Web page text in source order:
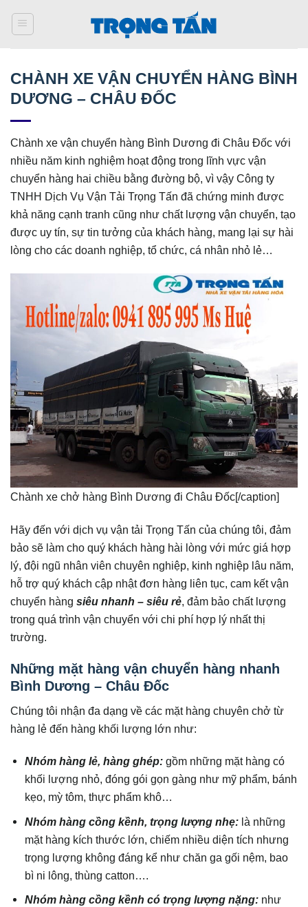
qua
CHÀNH XE VẬN CHUYỂN HÀNG BÌNH
DƯƠNG – CHÂU ĐỐC
Chành xe vận chuyển hàng Bình Dương đi Châu Đốc với
nhiều năm kinh nghiệm hoạt động trong lĩnh vực vận
chuyển hàng hai chiều bằng đường bộ, vì vậy Công ty
TNHH Dịch Vụ Vận Tải Trọng Tấn đã chứng minh được
khả năng cạnh tranh cũng như chất lượng vận chuyển, tạo
được uy tín, sự tin tưởng của khách hàng, mang lại sự hài
lòng cho các doanh nghiệp, tổ chức, cá nhân nhỏ lẻ…
Chành xe chở hàng Bình Dương đi Châu Đốc[/caption]
Hãy đến với dịch vụ vận tải Trọng Tấn của chúng tôi, đảm
bảo sẽ làm cho quý khách hàng hài lòng với mức giá hợp
lý, đội ngũ nhân viên chuyên nghiệp, kinh nghiệp lâu năm,
hỗ trợ quý khách cập nhật đơn hàng liên tục, cam kết vận
chuyển hàng siêu nhanh – siêu rẻ , đảm bảo chất lượng
trong quá trình vận chuyển với chi phí hợp lý nhất thị
trường.
Những mặt hàng vận chuyển hàng nhanh
Bình Dương – Châu Đốc
Chúng tôi nhận đa dạng về các mặt hàng chuyên chở từ
hàng lẻ đến hàng khối lượng lớn như:
Nhóm hàng lẻ, hàng ghép:gồm những mặt hàng có
khối lượng nhỏ, đóng gói gọn gàng như mỹ phẩm, bánh
kẹo, mỳ tôm, thực phẩm khô…
Nhóm hàng cồng kềnh, trọng lượng nhẹ: là những
mặt hàng kích thước lớn, chiếm nhiều diện tích nhưng
trọng lượng không đáng kể như chăn ga gối nệm, bao
bì ni lông, thùng catton….
Nhóm hàng cồng kềnh có trọng lượng nặng: như